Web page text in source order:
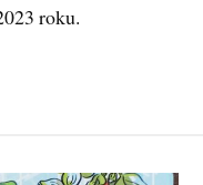
roku.